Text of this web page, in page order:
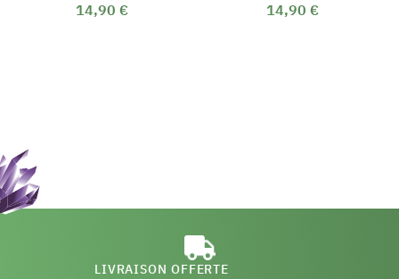
14,90 € 14,90 €
LIVRAISON OFFERTE